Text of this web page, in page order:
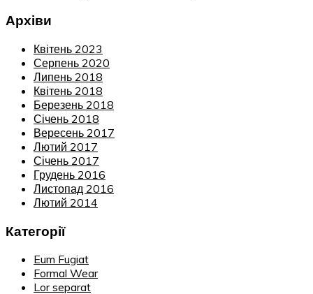
Архіви
Квітень 2023
Серпень 2020
Липень 2018
Квітень 2018
Березень 2018
Січень 2018
Вересень 2017
Лютий 2017
Січень 2017
Грудень 2016
Листопад 2016
Лютий 2014
Категорії
Eum Fugiat
Formal Wear
Lor separat